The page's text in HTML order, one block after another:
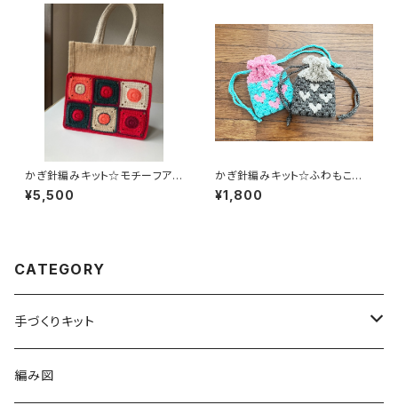
かぎ針編みキット☆モチーフアレ
ンジ・ジュートバッグ
¥5,500
かぎ針編みキット☆ふわもこハ
ート巾着
¥1,800
CATEGORY
手づくりキット
かぎ針編み
編み図